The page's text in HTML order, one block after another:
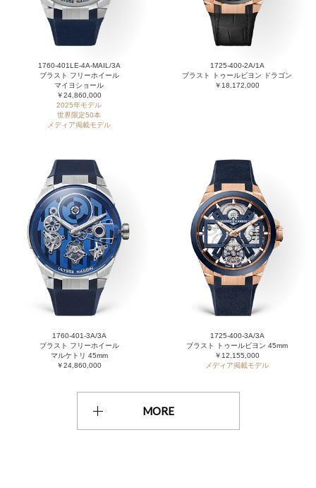
1760-401LE-4A-MAIL/3A
ブラスト フリーホイール
マイヨショール
￥24,860,000
2025年モデル
世界限定50本
メディア掲載モデル
1725-400-2A/1A
ブラスト トゥールビヨン ドラゴン
￥18,172,000
1760-401-3A/3A
ブラスト フリーホイール
マルケトリ 45mm
￥24,860,000
1725-400-3A/3A
ブラスト トゥールビヨン 45mm
￥12,155,000
メディア掲載モデル
MORE